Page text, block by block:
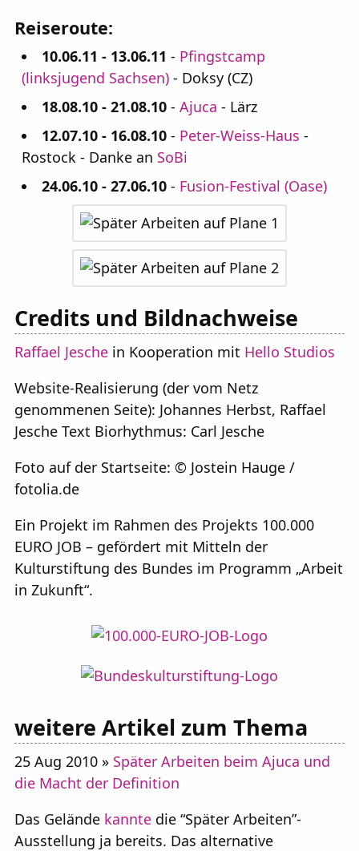
Reiseroute:
10.06.11 - 13.06.11 - Pfingstcamp
(linksjugend Sachsen) - Doksy (CZ)
18.08.10 - 21.08.10 - Ajuca - Lärz
12.07.10 - 16.08.10 - Peter-Weiss-Haus -
Rostock - Danke an SoBi
24.06.10 - 27.06.10 - Fusion-Festival (Oase)
Credits und Bildnachweise
Raffael Jesche in Kooperation mit Hello Studios
Website-Realisierung (der vom Netz
genommenen Seite): Johannes Herbst, Raffael
Jesche Text Biorhythmus: Carl Jesche
Foto auf der Startseite: © Jostein Hauge /
fotolia.de
Ein Projekt im Rahmen des Projekts 100.000
EURO JOB – gefördert mit Mitteln der
Kulturstiftung des Bundes im Programm „Arbeit
in Zukunft“.
weitere Artikel zum Thema
25 Aug 2010 » Später Arbeiten beim Ajuca und
die Macht der Definition
Das Gelände kannte die “Später Arbeiten”-
Ausstellung ja bereits. Das alternative